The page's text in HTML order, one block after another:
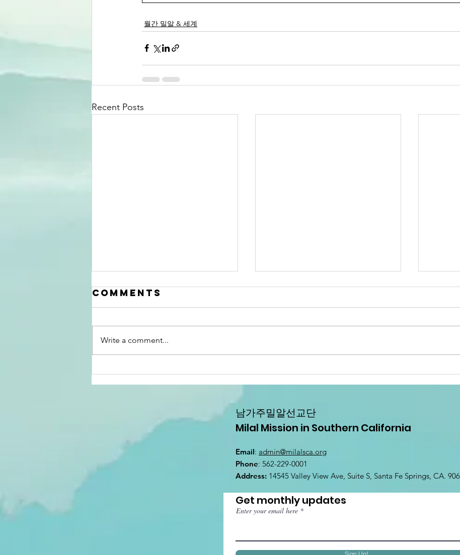
월간 밀알 & 세계
Recent Posts
미주 <밀알&세계>
2026년 7월호 서부
미주 <밀알&세계>
2026년 6월호 서부
미주
2026
Comments
Write a comment...
남가주밀알선교단
Milal Mission in Southern California
Email: admin@milalsca.org
Phone: 562-229-0001
Address: 14545 Valley View Ave, Suite S, Santa Fe Springs, CA.
Get monthly updates
Enter your email here